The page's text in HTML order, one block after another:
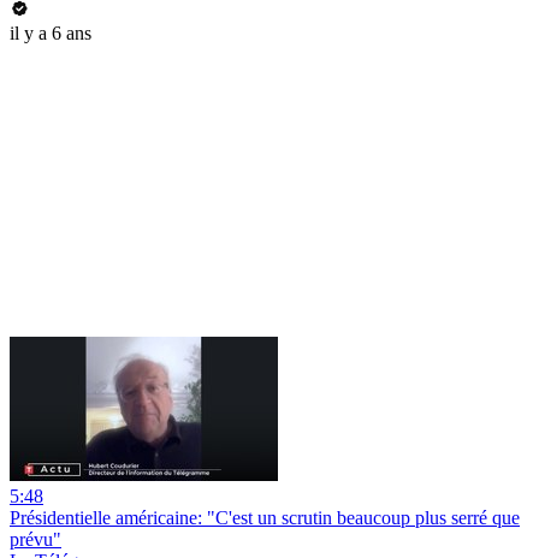
il y a 6 ans
5:48
Présidentielle américaine: "C'est un scrutin beaucoup plus serré que
prévu"